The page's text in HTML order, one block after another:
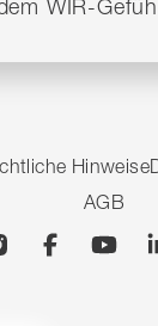
WIR-
Hinweise
AGB
InstagramFacebook